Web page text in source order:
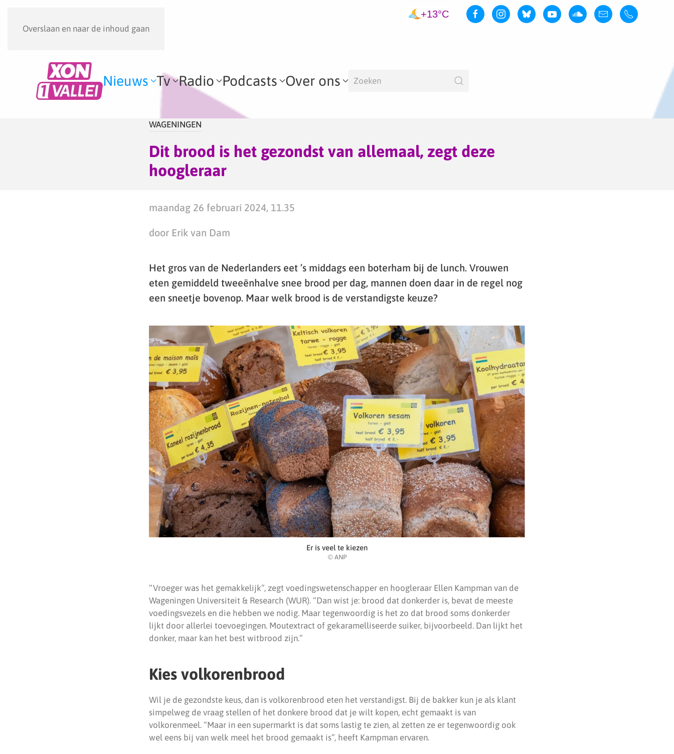
Overslaan en naar de inhoud gaan
+13°C
Nieuws Tv Radio Podcasts Over ons
WAGENINGEN
Dit brood is het gezondst van allemaal, zegt deze
hoogleraar
maandag 26 februari 2024, 11.35
door Erik van Dam
Het gros van de Nederlanders eet ’s middags een boterham bij de lunch. Vrouwen
eten gemiddeld tweeënhalve snee brood per dag, mannen doen daar in de regel nog
een sneetje bovenop. Maar welk brood is de verstandigste keuze?
Er is veel te kiezen
© ANP
“Vroeger was het gemakkelijk”, zegt voedingswetenschapper en hoogleraar Ellen Kampman van de
Wageningen Universiteit & Research (WUR). “Dan wist je: brood dat donkerder is, bevat de meeste
voedingsvezels en die hebben we nodig. Maar tegenwoordig is het zo dat brood soms donkerder
lijkt door allerlei toevoegingen. Moutextract of gekaramelliseerde suiker, bijvoorbeeld. Dan lijkt het
donker, maar kan het best witbrood zijn.”
Kies volkorenbrood
Wil je de gezondste keus, dan is volkorenbrood eten het verstandigst. Bij de bakker kun je als klant
simpelweg de vraag stellen of het donkere brood dat je wilt kopen, echt gemaakt is van
volkorenmeel. “Maar in een supermarkt is dat soms lastig te zien, al zetten ze er tegenwoordig ook
wel eens bij van welk meel het brood gemaakt is”, heeft Kampman ervaren.